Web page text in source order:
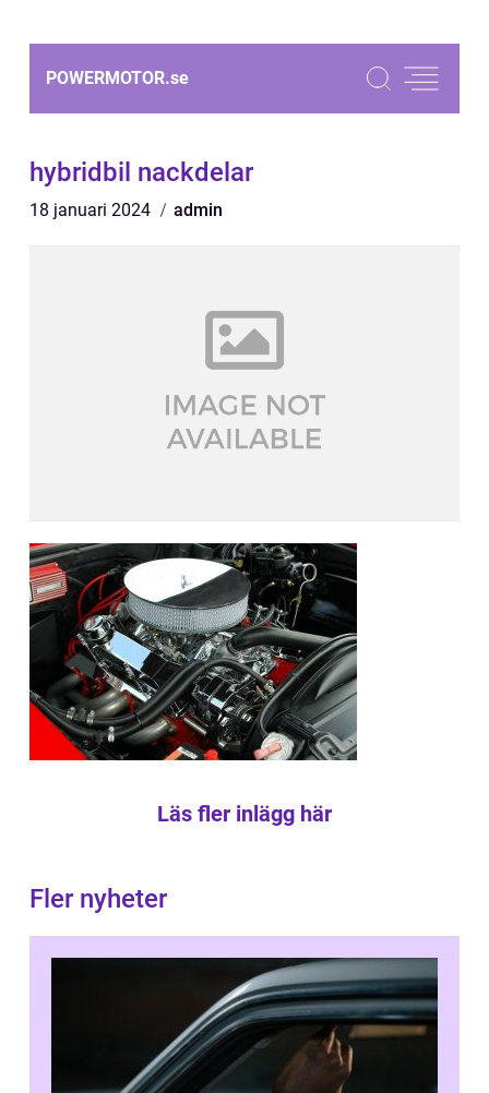
POWERMOTOR.se
hybridbil nackdelar
18 januari 2024 admin
Läs fler inlägg här
Fler nyheter